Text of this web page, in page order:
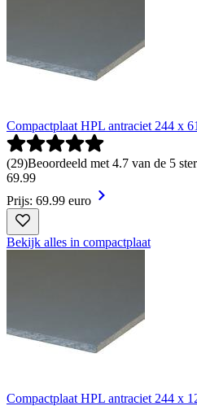
Compactplaat HPL antraciet 244 x
(29)Beoordeeld met 4.7 van de 5
69.99
Prijs: 69.99 euro
Bekijk alles in compactplaat
Compactplaat HPL antraciet 244 x